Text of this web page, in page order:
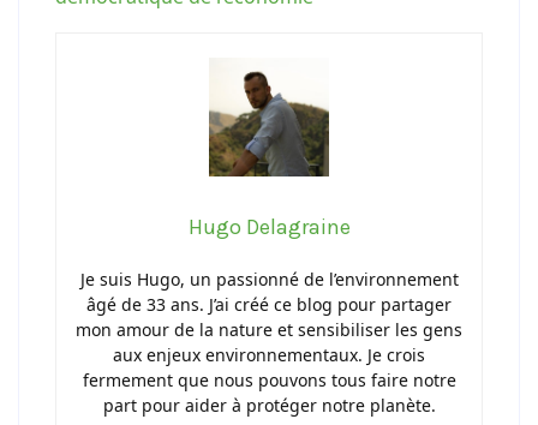
Hugo Delagraine
Je suis Hugo, un passionné de l’environnement
âgé de 33 ans. J’ai créé ce blog pour partager
mon amour de la nature et sensibiliser les gens
aux enjeux environnementaux. Je crois
fermement que nous pouvons tous faire notre
part pour aider à protéger notre planète.